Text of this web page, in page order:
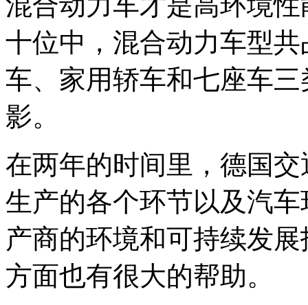
十位中，混合动力车型
车、家用轿车和七座车
影。
在两年的时间里，德国
生产的各个环节以及汽
产商的环境和可持续发
方面也有很大的帮助。